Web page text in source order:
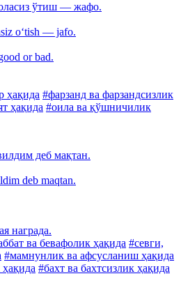
ўтиш — жафо.
o‘tish — jafo.
or bad.
ҳақида #фарзанд ва фарзандсизлик
ҳақида #оила ва қўшничилик
деб мақтан.
deb maqtan.
награда.
ва бевафолик ҳақида #севги,
#мамнунлик ва афсусланиш ҳақида
#бахт ва бахтсизлик ҳақида